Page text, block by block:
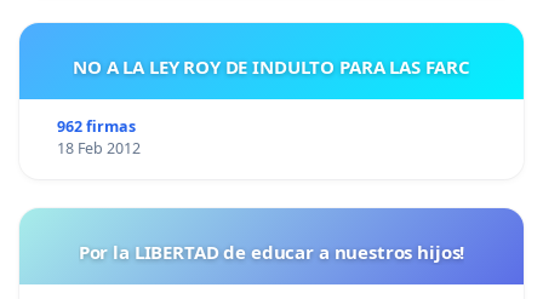
NO A LA LEY ROY DE INDULTO PARA LAS FARC
962 firmas
18 Feb 2012
Por la LIBERTAD de educar a nuestros hijos!